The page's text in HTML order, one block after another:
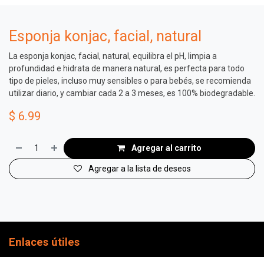
Esponja konjac, facial, natural
La esponja konjac, facial, natural, equilibra el pH, limpia a
profundidad e hidrata de manera natural, es perfecta para todo
tipo de pieles, incluso muy sensibles o para bebés, se recomienda
utilizar diario, y cambiar cada 2 a 3 meses, es 100% biodegradable.
$ 6.99
Agregar al carrito
Agregar a la lista de deseos
Enlaces útiles